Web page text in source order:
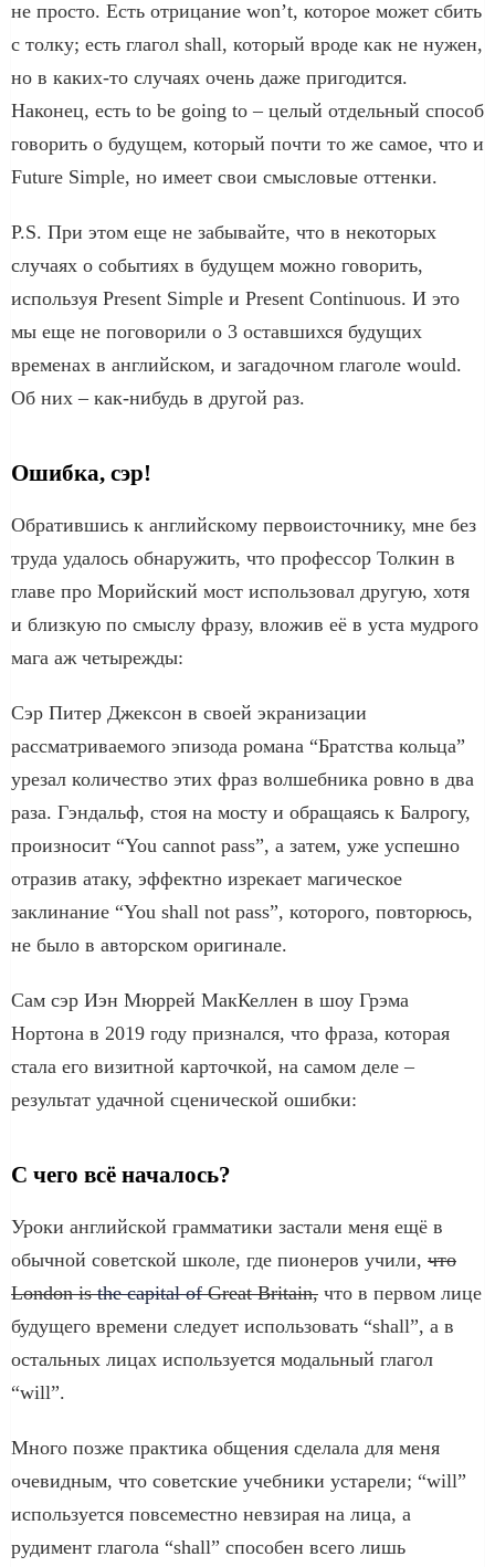
не просто. Есть отрицание won’t, которое может сбить
с толку; есть глагол shall, который вроде как не нужен,
но в каких-то случаях очень даже пригодится.
Наконец, есть to be going to – целый отдельный способ
говорить о будущем, который почти то же самое, что и
Future Simple, но имеет свои смысловые оттенки.
P.S. При этом еще не забывайте, что в некоторых
случаях о событиях в будущем можно говорить,
используя Present Simple и Present Continuous. И это
мы еще не поговорили о 3 оставшихся будущих
временах в английском, и загадочном глаголе would.
Об них – как-нибудь в другой раз.
Ошибка, сэр!
Обратившись к английскому первоисточнику, мне без
труда удалось обнаружить, что профессор Толкин в
главе про Морийский мост использовал другую, хотя
и близкую по смыслу фразу, вложив её в уста мудрого
мага аж четырежды:
Сэр Питер Джексон в своей экранизации
рассматриваемого эпизода романа “Братства кольца”
урезал количество этих фраз волшебника ровно в два
раза. Гэндальф, стоя на мосту и обращаясь к Балрогу,
произносит “You cannot pass”, а затем, уже успешно
отразив атаку, эффектно изрекает магическое
заклинание “You shall not pass”, которого, повторюсь,
не было в авторском оригинале.
Сам сэр Иэн Мюррей МакКеллен в шоу Грэма
Нортона в 2019 году признался, что фраза, которая
стала его визитной карточкой, на самом деле –
результат удачной сценической ошибки:
С чего всё началось?
Уроки английской грамматики застали меня ещё в
обычной советской школе, где пионеров учили, что
London isthe capital ofGreat Britain, что в первом лице
будущего времени следует использовать “shall”, а в
остальных лицах используется модальный глагол
“will”.
Много позже практика общения сделала для меня
очевидным, что советские учебники устарели; “will”
используется повсеместно невзирая на лица, а
рудимент глагола “shall” способен всего лишь